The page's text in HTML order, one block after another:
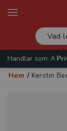
Handlar som:
Hem / Kerstin